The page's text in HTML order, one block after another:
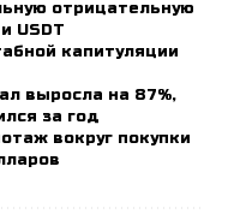
отрицательную
USDT
капитуляции
выросла на 87%,
за год
вокруг покупки